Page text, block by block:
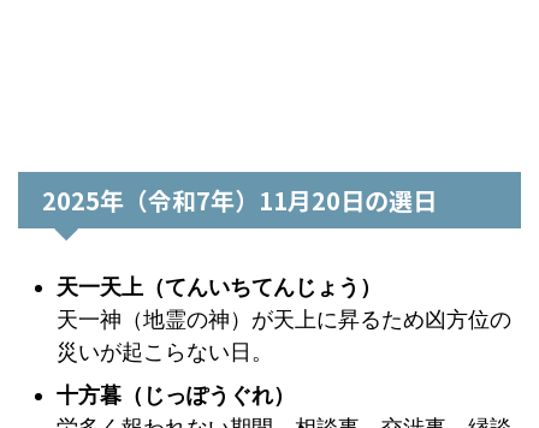
2025年（令和7年）11月20日の選日
天一天上（てんいちてんじょう）
天一神（地霊の神）が天上に昇るため凶方位の
災いが起こらない日。
十方暮（じっぽうぐれ）